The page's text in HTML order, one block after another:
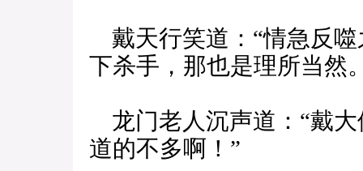
戴天行笑道：“情急反
下杀手，那也是理所当然
龙门老人沉声道：“戴
道的不多啊！”